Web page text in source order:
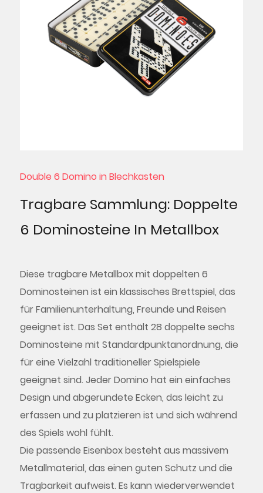
Double 6 Domino in Blechkasten
Tragbare Sammlung: Doppelte
6 Dominosteine In Metallbox
Diese tragbare Metallbox mit doppelten 6
Dominosteinen ist ein klassisches Brettspiel, das
für Familienunterhaltung, Freunde und Reisen
geeignet ist. Das Set enthält 28 doppelte sechs
Dominosteine ​​mit Standardpunktanordnung, die
für eine Vielzahl traditioneller Spielspiele
geeignet sind. Jeder Domino hat ein einfaches
Design und abgerundete Ecken, das leicht zu
erfassen und zu platzieren ist und sich während
des Spiels wohl fühlt.
Die passende Eisenbox besteht aus massivem
Metallmaterial, das einen guten Schutz und die
Tragbarkeit aufweist. Es kann wiederverwendet